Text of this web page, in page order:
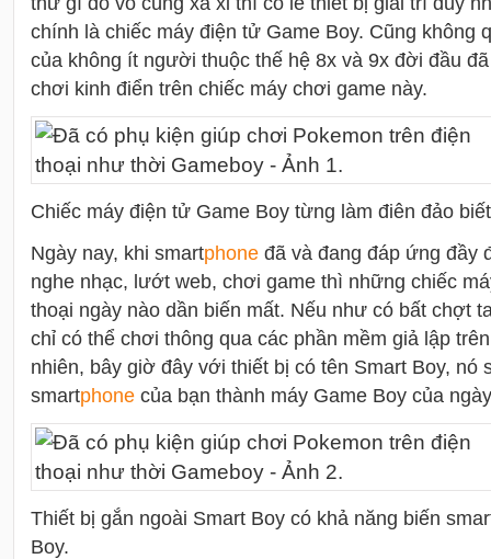
chính là chiếc máy điện tử Game Boy. Cũng không
của không ít người thuộc thế hệ 8x và 9x đời đầu
chơi kinh điển trên chiếc máy chơi game này.
Chiếc máy điện tử Game Boy từng làm điên đảo
Ngày nay, khi smartphone đã và đang đáp ứng đầy
nghe nhạc, lướt web, chơi game thì những chiếc
thoại ngày nào dần biến mất. Nếu như có bất chợt
chỉ có thể chơi thông qua các phần mềm giả lập
nhiên, bây giờ đây với thiết bị có tên Smart Boy, nó
smartphone của bạn thành máy Game Boy của
Thiết bị gắn ngoài Smart Boy có khả năng biến
Boy.